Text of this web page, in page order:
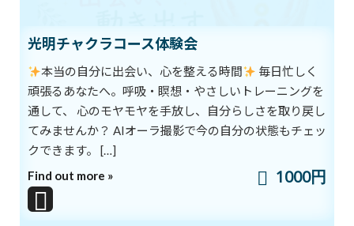
:
筋肉を鍛える運動と同じように
訓練で身につけられます。
人は筋肉を鍛えるために
重いものを持ち上げたりします。
それに成功することも
失敗することもあります。
しかし成功しないときも
筋肉は鍛えられているのです。
光明チャクラコース体験会
本当の自分に出会い、心を整える時間
毎日忙しく
頑張るあなたへ。呼吸・瞑想・やさしいトレーニングを
通して、 心のモヤモヤを手放し、自分らしさを取り戻し
てみませんか？ AIオーラ撮影で今の自分の状態もチェッ
クできます。 […]
Find out more »
1000円